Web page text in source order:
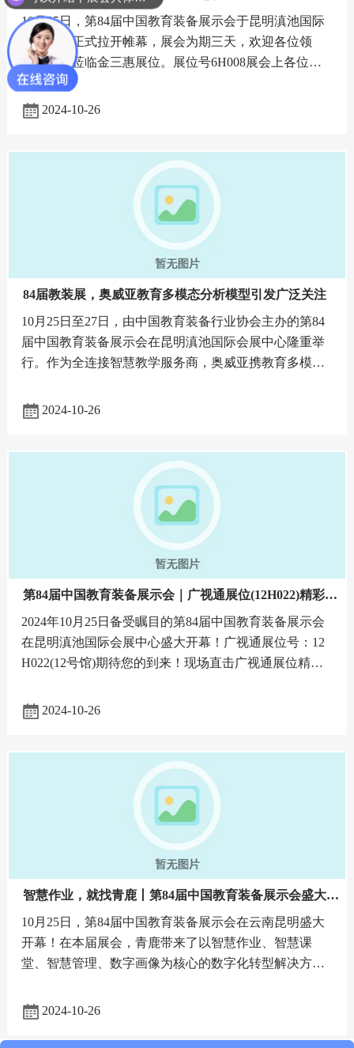
10月25日，第84届中国教育装备展示会于昆明滇池国际
会展中心正式拉开帷幕，展会为期三天，欢迎各位领
导、友商莅临金三惠展位。展位号6H008展会上各位领
导莅临了金三惠展位进行参观，详细了解公司在音乐教
育数字化方面的最新
2024-10-26
84届教装展，奥威亚教育多模态分析模型引发广泛关注
10月25日至27日，由中国教育装备行业协会主办的第84
届中国教育装备展示会在昆明滇池国际会展中心隆重举
行。作为全连接智慧教学服务商，奥威亚携教育多模态
展嘉宾们的广泛
2024-10-26
第84届中国教育装备展示会｜广视通展位(12H022)精彩纷
2024年10月25日备受瞩目的第84届中国教育装备展示会
在昆明滇池国际会展中心盛大开幕！广视通展位号：12
H022(12号馆)期待您的到来！现场直击广视通展位精彩
动，精彩连连！展
2024-10-26
智慧作业，就找青鹿丨第84届中国教育装备展示会盛大开
幕！
10月25日，第84届中国教育装备展示会在云南昆明盛大
开幕！在本届展会，青鹿带来了以智慧作业、智慧课
堂、智慧管理、数字画像为核心的数字化转型解决方案
育教学创新实践，现场
2024-10-26